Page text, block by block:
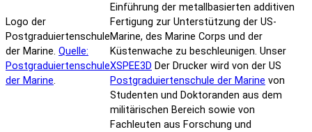
Logo der
Postgraduiertenschule
der Marine. Quelle:
Postgraduiertenschule
der Marine.
Einführung der metallbasierten additiven
Fertigung zur Unterstützung der US-
Marine, des Marine Corps und der
Küstenwache zu beschleunigen. Unser
XSPEE3D Der Drucker wird von der US
Postgraduiertenschule der Marine von
Studenten und Doktoranden aus dem
militärischen Bereich sowie von
Fachleuten aus Forschung und